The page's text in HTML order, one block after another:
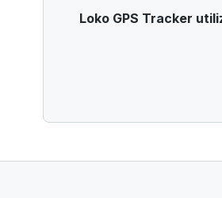
Loko GPS Tracker